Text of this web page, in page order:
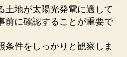
土地が太陽光発電に適して
前に確認することが重要で
条件をしっかりと観察しま